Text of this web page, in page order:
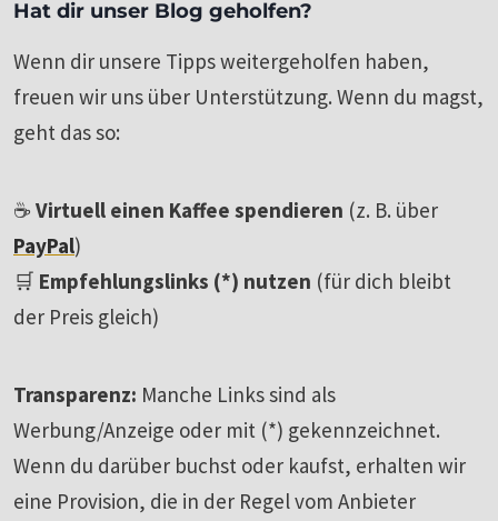
Hat dir unser Blog geholfen?
Wenn dir unsere Tipps weitergeholfen haben,
freuen wir uns über Unterstützung. Wenn du magst,
geht das so:
☕ Virtuell einen Kaffee spendieren (z. B. über
PayPal)
🛒 Empfehlungslinks (*) nutzen (für dich bleibt
der Preis gleich)
Transparenz: Manche Links sind als
Werbung/Anzeige oder mit (*) gekennzeichnet.
Wenn du darüber buchst oder kaufst, erhalten wir
eine Provision, die in der Regel vom Anbieter